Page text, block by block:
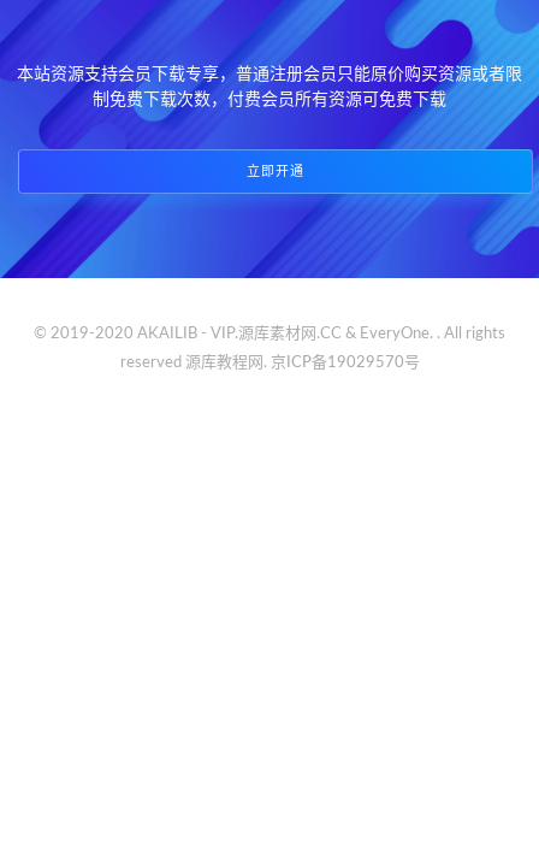
本站资源支持会员下载专享，普通注册会员只能原价购买资源或者限
制免费下载次数，付费会员所有资源可免费下载
立即开通
© 2019-2020 AKAILIB - VIP.源库素材网.CC & EveryOne. . All rights
reserved 源库教程网. 京ICP备19029570号